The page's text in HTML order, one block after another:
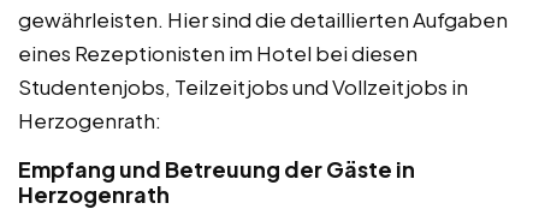
gewährleisten. Hier sind die detaillierten Aufgaben
eines Rezeptionisten im Hotel bei diesen
Studentenjobs, Teilzeitjobs und Vollzeitjobs in
Herzogenrath:
Empfang und Betreuung der Gäste in
Herzogenrath